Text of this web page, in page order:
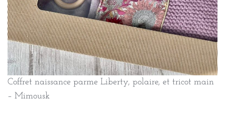
Coffret naissance parme Liberty, polaire, et tricot main
– Mimousk